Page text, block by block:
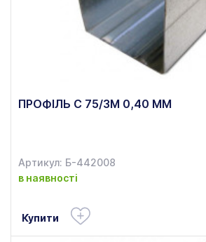
ПРОФІЛЬ C 75/3М 0,40 ММ
Артикул: Б-442008
в наявності
Купити